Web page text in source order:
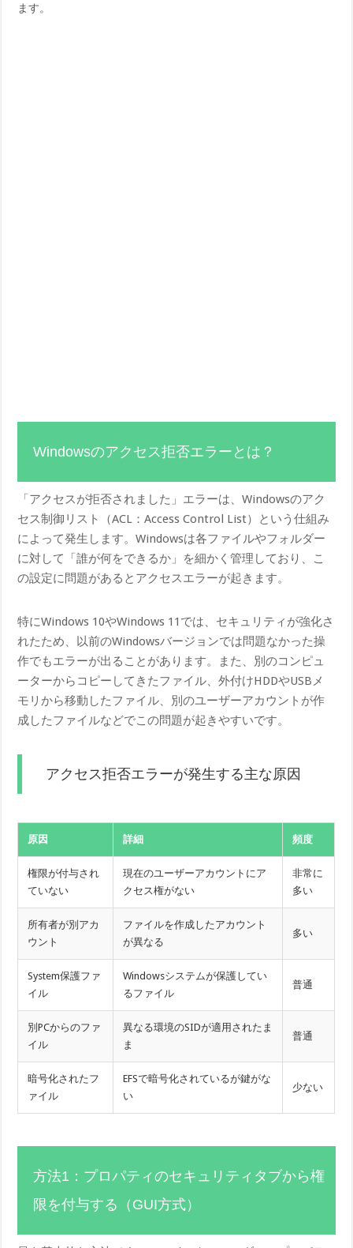
ます。
Windowsのアクセス拒否エラーとは？
「アクセスが拒否されました」エラーは、Windowsのアク
セス制御リスト（ACL：Access Control List）という仕組み
によって発生します。Windowsは各ファイルやフォルダー
に対して「誰が何をできるか」を細かく管理しており、こ
の設定に問題があるとアクセスエラーが起きます。
特にWindows 10やWindows 11では、セキュリティが強化さ
れたため、以前のWindowsバージョンでは問題なかった操
作でもエラーが出ることがあります。また、別のコンピュ
ーターからコピーしてきたファイル、外付けHDDやUSBメ
モリから移動したファイル、別のユーザーアカウントが作
成したファイルなどでこの問題が起きやすいです。
アクセス拒否エラーが発生する主な原因
原因 詳細 頻度
権限が付与され
ていない
現在のユーザーアカウントにア
クセス権がない
非常に
多い
所有者が別アカ
ウント
ファイルを作成したアカウント
が異なる
多い
System保護ファ
イル
Windowsシステムが保護してい
るファイル
普通
別PCからのファ
イル
異なる環境のSIDが適用されたま
ま
普通
暗号化されたフ
ァイル
EFSで暗号化されているが鍵がな
い
少ない
方法1：プロパティのセキュリティタブから権
限を付与する（GUI方式）